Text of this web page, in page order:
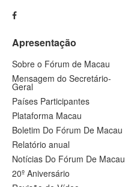
Apresentação
Sobre o Fórum de Macau
Mensagem do Secretário-
Geral
Países Participantes
Plataforma Macau
Boletim Do Fórum De Macau
Relatório anual
Notícias Do Fórum De Macau
20º Aniversário